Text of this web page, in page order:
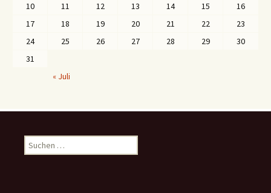
10
11 12 13 14 15
16
17
18 19 20 21 22
23
24
25 26 27 28 29
30
31
« Juli
u